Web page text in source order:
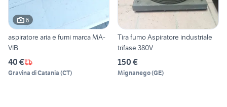
6
aspiratore aria e fumi marca MA-
VIB
40 €
Gravina di Catania (CT)
Tira fumo Aspiratore industriale
trifase 380V
150 €
Mignanego(GE)